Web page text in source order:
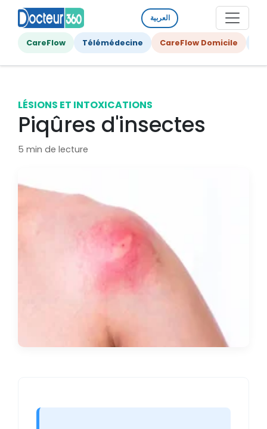
العربية
CareFlow Télémédecine CareFlow Domicile
LÉSIONS ET INTOXICATIONS
Piqûres d'insectes
5 min de lecture